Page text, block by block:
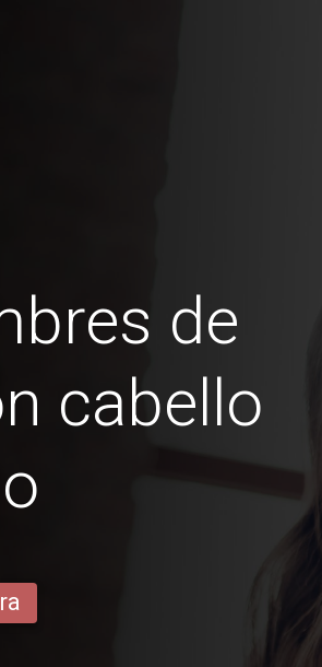
de
cabello